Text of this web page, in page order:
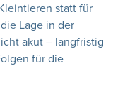
statt für
Lage in der
akut – langfristig
für die